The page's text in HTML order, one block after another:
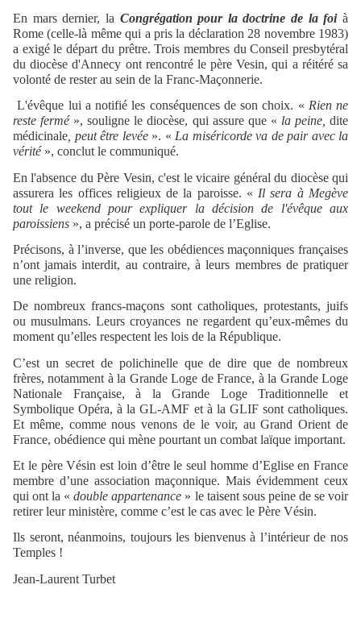
En mars dernier, la Congrégation pour la doctrine de la foià
Rome (celle-là même qui a pris la déclaration 28 novembre 1983)
a exigé le départ du prêtre. Trois membres du Conseil presbytéral
du diocèse d'Annecy ont rencontré le père Vesin, qui a réitéré sa
volonté de rester au sein de la Franc-Maçonnerie.
L'évêque lui a notifié les conséquences de son choix. « Rien ne
reste fermé», souligne le diocèse, qui assure que « la peine, dite
médicinale, peut être levée ». « La miséricorde va de pair avec la
vérité», conclut le communiqué.
En l'absence du Père Vesin, c'est le vicaire général du diocèse qui
assurera les offices religieux de la paroisse. « Il sera à Megève
tout le weekend pour expliquer la décision de l'évêque aux
paroissiens », a précisé un porte-parole de l’Eglise.
Précisons, à l’inverse, que les obédiences maçonniques françaises
n’ont jamais interdit, au contraire, à leurs membres de pratiquer
une religion.
De nombreux francs-maçons sont catholiques, protestants, juifs
ou musulmans. Leurs croyances ne regardent qu’eux-mêmes du
moment qu’elles respectent les lois de la République.
C’est un secret de polichinelle que de dire que de nombreux
frères, notamment à la Grande Loge de France, à la Grande Loge
Nationale Française, à la Grande Loge Traditionnelle et
Symbolique Opéra, à la GL-AMF et à la GLIF sont catholiques.
Et même, comme nous venons de le voir, au Grand Orient de
France, obédience qui mène pourtant un combat laïque important.
Et le père Vésin est loin d’être le seul homme d’Eglise en France
membre d’une association maçonnique. Mais évidemment ceux
qui ont la «double appartenance » le taisent sous peine de se voir
retirer leur ministère, comme c’est le cas avec le Père Vésin.
Ils seront, néanmoins, toujours les bienvenus à l’intérieur de nos
Temples !
Jean-Laurent Turbet